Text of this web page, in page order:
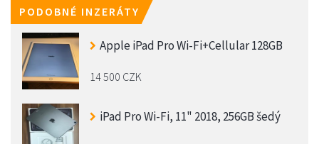
PODOBNÉ INZERÁTY
Apple iPad Pro Wi-Fi+Cellular 128GB
14 500 CZK
iPad Pro Wi-Fi, 11" 2018, 256GB šedý